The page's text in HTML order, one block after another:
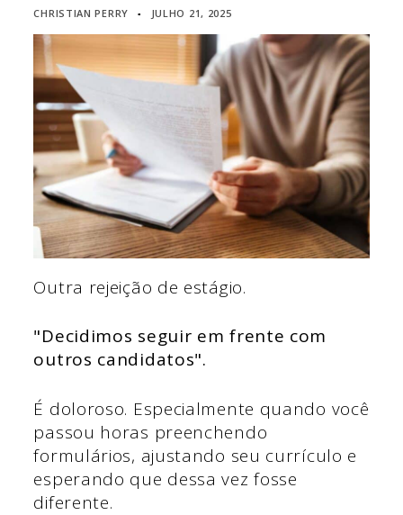
CHRISTIAN PERRY ▪ JULHO 21, 2025
Outra rejeição de estágio.
"Decidimos seguir em frente com
outros candidatos".
É doloroso. Especialmente quando você
passou horas preenchendo
formulários, ajustando seu currículo e
esperando que dessa vez fosse
diferente.